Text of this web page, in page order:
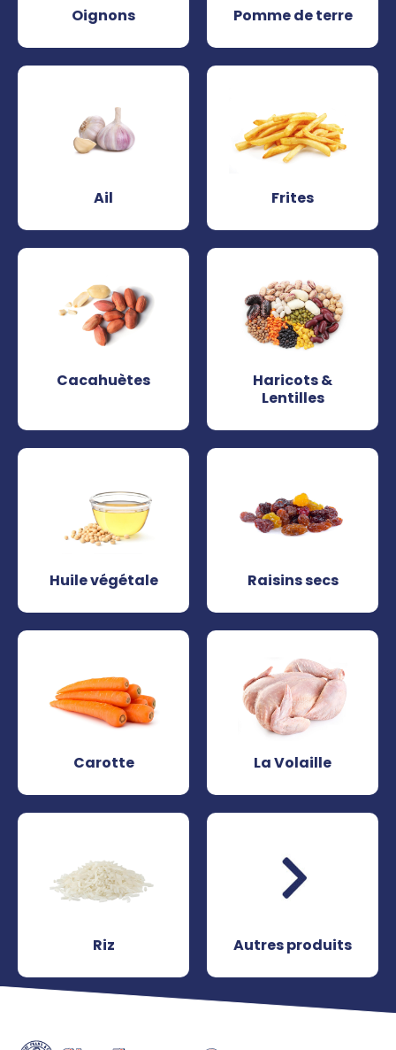
Oignons Pomme de terre
Ail Frites
Cacahuètes
Haricots &
Lentilles
Huile végétale Raisins secs
Carotte La Volaille
Riz Autres produits